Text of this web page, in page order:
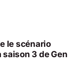
le scénario
3 de Gen